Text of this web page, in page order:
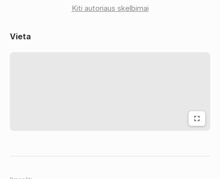
Kiti autoriaus skelbimai
Vieta